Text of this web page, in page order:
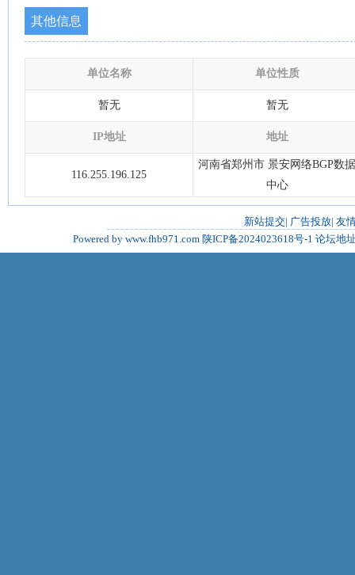
其他信息
单位名称 单位性质
暂无 暂无
IP地址 地址
116.255.196.125
河南省郑州市 景安网络BGP数据
中心
新站提交| 广告投放| 友
Powered by www.fhb971.com 陕ICP备2024023618号-1 论坛地